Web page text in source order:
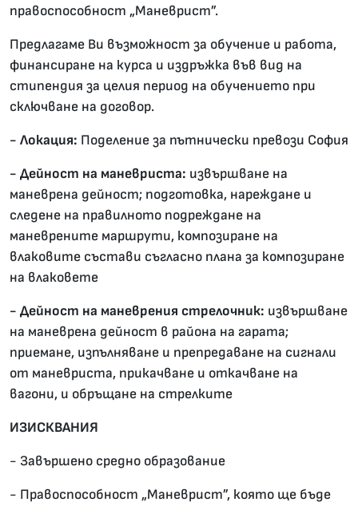
правоспособност „Маневрист”.
Предлагаме Ви възможност за обучение и работа,
финансиране на курса и издръжка във вид на
стипендия за целия период на обучението при
сключване на договор.
- Локация: Поделение за пътнически превози София
- Дейност на маневриста: извършване на
маневрена дейност; подготовка, нареждане и
следене на правилното подреждане на
маневрените маршрути, композиране на
влаковите състави съгласно плана за композиране
на влаковете
- Дейност на маневрения стрелочник: извършване
на маневрена дейност в района на гарата;
приемане, изпълняване и препредаване на сигнали
от маневриста, прикачване и откачване на
вагони, и обръщане на стрелките
ИЗИСКВАНИЯ
- Завършено средно образование
- Правоспособност „Маневрист”, която ще бъде